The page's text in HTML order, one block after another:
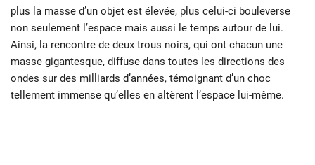
plus la masse d’un objet est élevée, plus celui-ci bouleverse
non seulement l’espace mais aussi le temps autour de lui.
Ainsi, la rencontre de deux trous noirs, qui ont chacun une
masse gigantesque, diffuse dans toutes les directions des
ondes sur des milliards d’années, témoignant d’un choc
tellement immense qu’elles en altèrent l’espace lui-même.